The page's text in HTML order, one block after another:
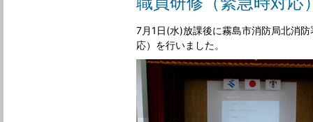
7月1日(水)放課後に霧島市消防局北消
応）を行いました。